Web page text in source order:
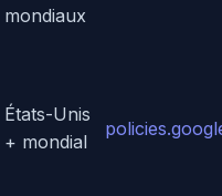
mondiaux
États-Unis
+ mondial